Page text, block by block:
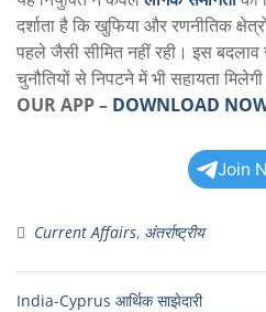
दर्शाता है कि खुफिया और रणनीतिक
पहले जैसी सीमित नहीं रही। इस
चुनौतियों से निपटने में भी सहायता
OUR APP– DOWNLOAD
Join
Current Affairs, अंतर्राष्ट्रीय
India-Cyprus आर्थिक साझेदारी